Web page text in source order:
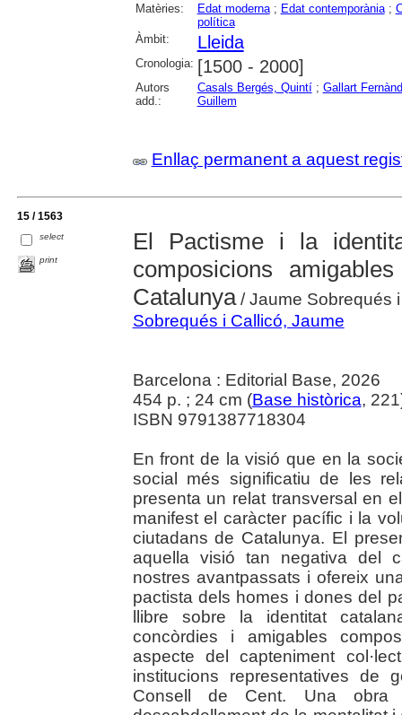
Matèries: Edat moderna; Edat contemporània;
política
Àmbit:
Lleida
Cronologia: [1500 - 2000]
Autors
add.:
Casals Bergés, Quintí; Gallart
Guillem
Enllaç permanent a aquest
15 / 1563
select
print
El Pactisme i la
composicions
Catalunya/ Jaume Sobrequés
Sobrequés i Callicó, Jaume
Barcelona : Editorial Base, 2026
454 p. ; 24 cm (Base històrica,
ISBN 9791387718304
En front de la visió que en la
social més significatiu de les
presenta un relat transversal en
manifest el caràcter pacífic i la
ciutadans de Catalunya. El
aquella visió tan negativa del
nostres avantpassats i ofereix
pactista dels homes i dones del
llibre sobre la identitat
concòrdies i amigables
aspecte del capteniment
institucions representatives de
Consell de Cent. Una obra